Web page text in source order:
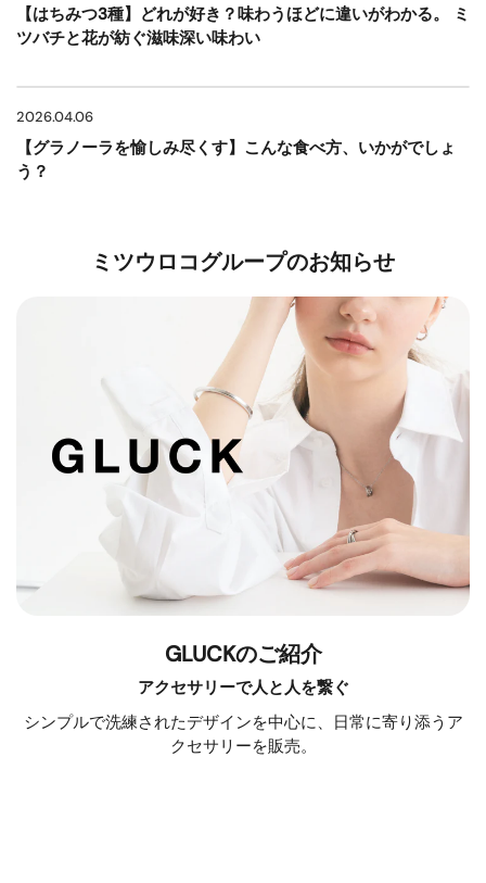
【はちみつ3種】どれが好き？味わうほどに違いがわかる。 ミ
ツバチと花が紡ぐ滋味深い味わい
2026.04.06
【グラノーラを愉しみ尽くす】こんな食べ方、いかがでしょ
う？
ミツウロコグループのお知らせ
GLUCKのご紹介
アクセサリーで人と人を繋ぐ
シンプルで洗練されたデザインを中心に、日常に寄り添うア
クセサリーを販売。